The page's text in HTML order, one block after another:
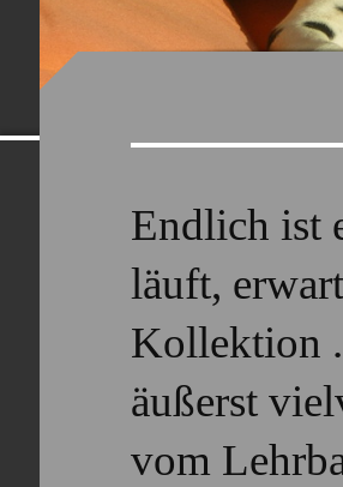
Endlich ist
läuft,
Kollektion
äußerst
vom